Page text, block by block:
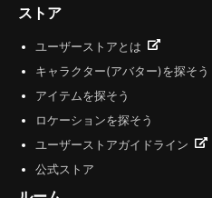
ストア
ユーザーストアとは
キャラクター(アバター)を探そう
アイテムを探そう
ロケーションを探そう
ユーザーストアガイドライン
公式ストア